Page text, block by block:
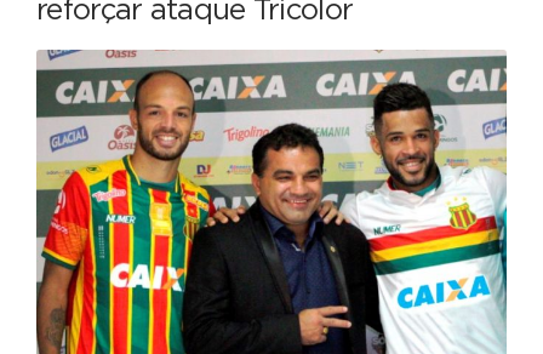
reforçar ataque Tricolor